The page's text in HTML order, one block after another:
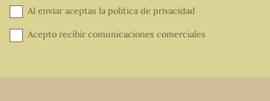
Al enviar aceptas la política de privacidad
Acepto recibir comunicaciones comerciales